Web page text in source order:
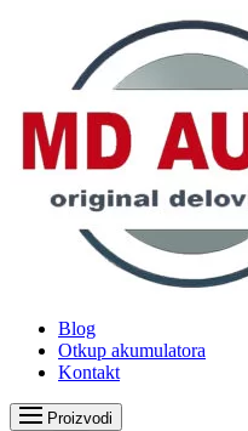
Blog
Otkup akumulatora
Kontakt
Proizvodi